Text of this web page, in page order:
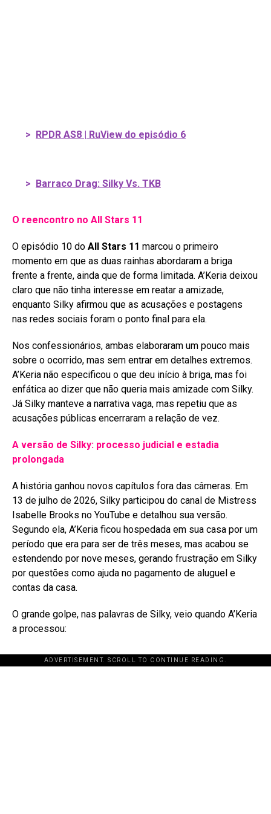
> RPDR AS8 | RuView do episódio 6
> Barraco Drag: Silky Vs. TKB
O reencontro no All Stars 11
O episódio 10 do All Stars 11 marcou o primeiro
momento em que as duas rainhas abordaram a briga
frente a frente, ainda que de forma limitada. A’Keria deixou
claro que não tinha interesse em reatar a amizade,
enquanto Silky afirmou que as acusações e postagens
nas redes sociais foram o ponto final para ela.
Nos confessionários, ambas elaboraram um pouco mais
sobre o ocorrido, mas sem entrar em detalhes extremos.
A’Keria não especificou o que deu início à briga, mas foi
enfática ao dizer que não queria mais amizade com Silky.
Já Silky manteve a narrativa vaga, mas repetiu que as
acusações públicas encerraram a relação de vez.
A versão de Silky: processo judicial e estadia
prolongada
A história ganhou novos capítulos fora das câmeras. Em
13 de julho de 2026, Silky participou do canal de Mistress
Isabelle Brooks no YouTube e detalhou sua versão.
Segundo ela, A’Keria ficou hospedada em sua casa por um
período que era para ser de três meses, mas acabou se
estendendo por nove meses, gerando frustração em Silky
por questões como ajuda no pagamento de aluguel e
contas da casa.
O grande golpe, nas palavras de Silky, veio quando A’Keria
a processou:
ADVERTISEMENT. SCROLL TO CONTINUE READING.